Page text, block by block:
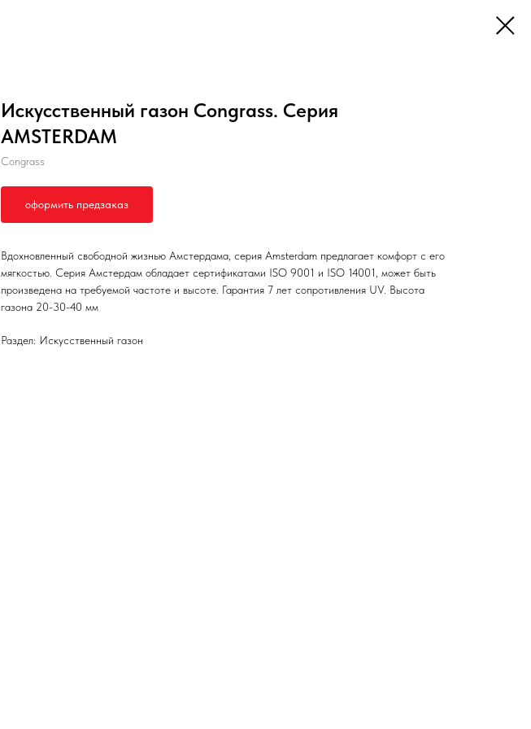
Искусственный газон Congrass. Серия
AMSTERDAM
Congrass
оформить предзаказ
Вдохновленный свободной жизнью Амстердама, серия Amsterdam предлагает комфорт с его
мягкостью. Серия Амстердам обладает сертификатами ISO 9001 и ISO 14001, может быть
произведена на требуемой частоте и высоте. Гарантия 7 лет сопротивления UV. Высота
газона 20-30-40 мм
Раздел: Искусственный газон